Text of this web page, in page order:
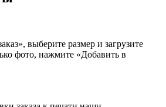
выберите размер и загрузите
фото, нажмите «Добавить в